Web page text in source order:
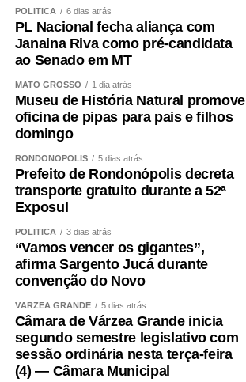
POLÍTICA 6 dias atrás
PL Nacional fecha aliança com
Janaina Riva como pré-candidata
ao Senado em MT
MATO GROSSO 1 dia atrás
Museu de História Natural promove
oficina de pipas para pais e filhos
domingo
RONDONÓPOLIS 5 dias atrás
Prefeito de Rondonópolis decreta
transporte gratuito durante a 52ª
Exposul
POLÍTICA 3 dias atrás
“Vamos vencer os gigantes”,
afirma Sargento Jucá durante
convenção do Novo
VÁRZEA GRANDE 5 dias atrás
Câmara de Várzea Grande inicia
segundo semestre legislativo com
sessão ordinária nesta terça-feira
(4) — Câmara Municipal